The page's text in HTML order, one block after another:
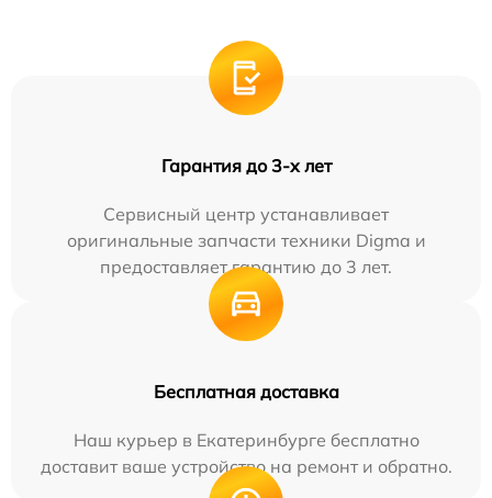
Гарантия до 3-х лет
Сервисный центр устанавливает
оригинальные запчасти техники Digma и
предоставляет гарантию до 3 лет.
Бесплатная доставка
Наш курьер в Екатеринбурге бесплатно
доставит ваше устройство на ремонт и обратно.